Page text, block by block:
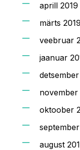
aprill 2019
märts 2019
veebruar
jaanuar
november
oktoober
august